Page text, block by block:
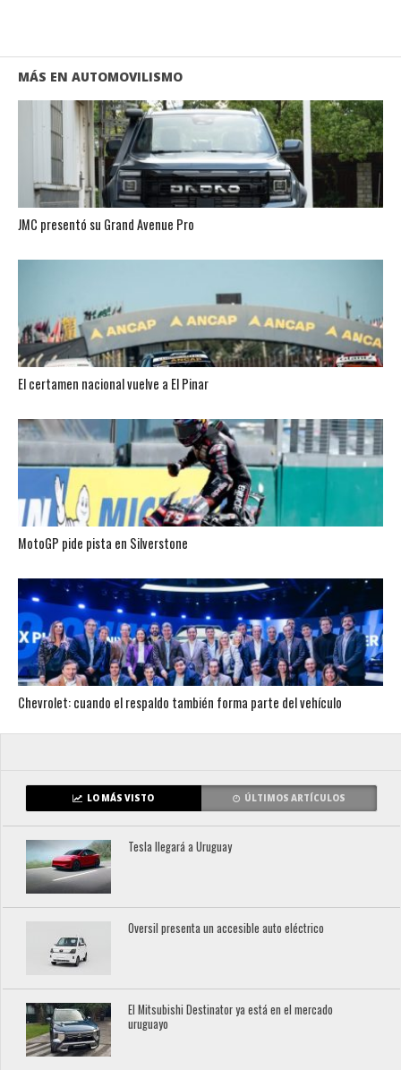
MÁS EN AUTOMOVILISMO
JMC presentó su Grand Avenue Pro
El certamen nacional vuelve a El Pinar
MotoGP pide pista en Silverstone
Chevrolet: cuando el respaldo también forma parte del vehículo
LO MÁS VISTO ÚLTIMOS ARTÍCULOS
Tesla llegará a Uruguay
Oversil presenta un accesible auto eléctrico
El Mitsubishi Destinator ya está en el mercado
uruguayo